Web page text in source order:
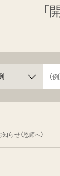
「
らせ（恩師へ）